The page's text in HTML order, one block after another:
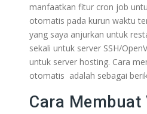
manfaatkan fitur cron job
otomatis pada kurun waktu
yang saya anjurkan untuk
sekali untuk server SSH/
untuk server hosting. Cara
otomatis adalah sebagai
Cara Membuat